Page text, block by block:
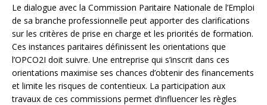
Le dialogue avec la Commission Paritaire Nationale de l’Emploi
de sa branche professionnelle peut apporter des clarifications
sur les critères de prise en charge et les priorités de formation.
Ces instances paritaires définissent les orientations que
l’OPCO2I doit suivre. Une entreprise qui s’inscrit dans ces
orientations maximise ses chances d’obtenir des financements
et limite les risques de contentieux. La participation aux
travaux de ces commissions permet d’influencer les règles